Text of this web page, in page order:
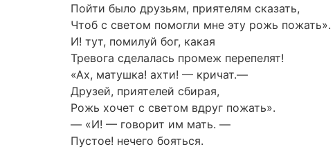
Пойти было друзьям, приятелям сказать,
Чтоб с светом помогли мне эту рожь пожать».
И! тут, помилуй бог, какая
Тревога сделалась промеж перепелят!
«Ах, матушка! ахти! — кричат.—
Друзей, приятелей сбирая,
Рожь хочет с светом вдруг пожать».
— «И! — говорит им мать. —
Пустое! нечего бояться.